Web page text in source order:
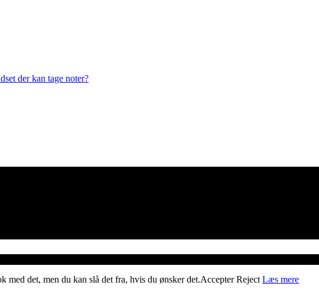
der kan tage noter?
med det, men du kan slå det fra, hvis du ønsker det.Accepter Reject Læs mere